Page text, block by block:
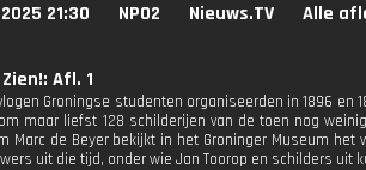
21:30 NPO2 Nieuws.TV Alle
Afl. 1
Groningse studenten organiseerden in 1896 en
maar liefst 128 schilderijen van de toen nog
Marc de Beyer bekijkt in het Groninger Museum
uit die tijd, onder wie Jan Toorop en schilders uit